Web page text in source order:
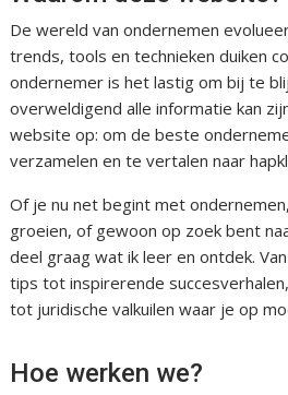
De wereld van ondernemen
trends, tools en technieken duiken
ondernemer is het lastig om bij te
overweldigend alle informatie kan
website op: om de beste
verzamelen en te vertalen naar
Of je nu net begint met
groeien, of gewoon op zoek bent
deel graag wat ik leer en ontdek.
tips tot inspirerende
tot juridische valkuilen waar je op
Hoe werken we?